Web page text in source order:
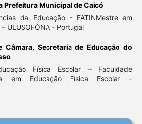
Prefeitura Municipal de Caicó
da Educação - FATINMestre em
ULUSOFÓNA - Portugal
Câmara, Secretaria de Educação do
Física Escolar – Faculdade
em Educação Física Escolar –